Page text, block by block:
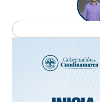
Search